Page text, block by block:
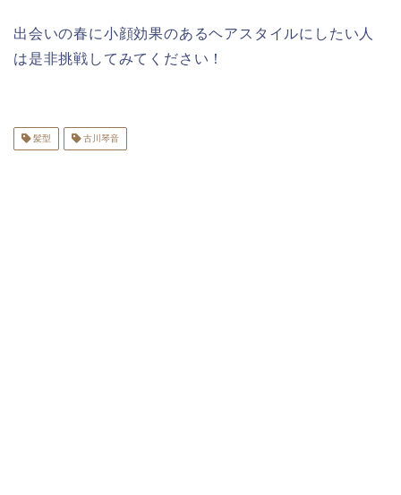
出会いの春に小顔効果のあるヘアスタイルにしたい人
は是非挑戦してみてください！
髪型 古川琴音